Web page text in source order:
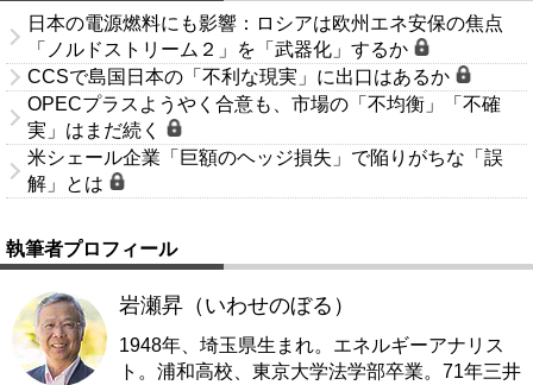
日本の電源燃料にも影響：ロシアは欧州エネ安保の焦点
「ノルドストリーム２」を「武器化」するか
CCSで島国日本の「不利な現実」に出口はあるか
OPECプラスようやく合意も、市場の「不均衡」「不確
実」はまだ続く
米シェール企業「巨額のヘッジ損失」で陥りがちな「誤
解」とは
執筆者プロフィール
岩瀬昇（いわせのぼる）
1948年、埼玉県生まれ。エネルギーアナリス
ト。浦和高校、東京大学法学部卒業。71年三井